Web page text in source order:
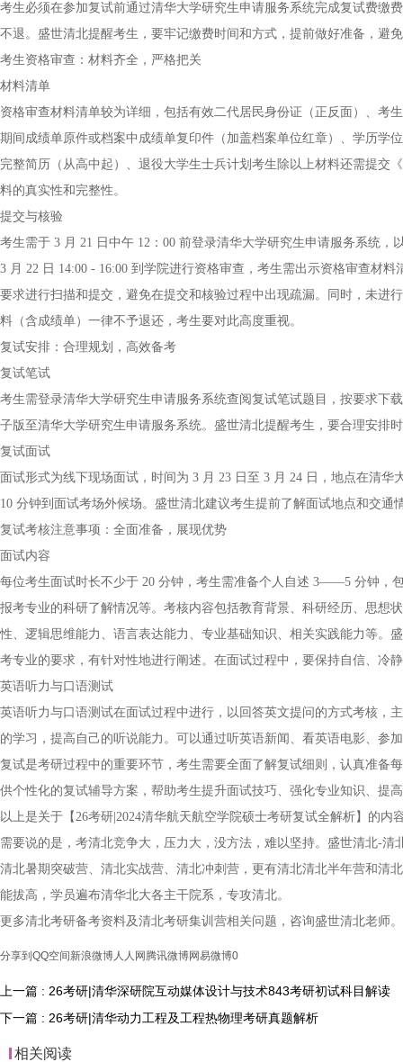
考生必须在参加复试前通过清华大学研究生申请服务系统完成复试费缴
不退。盛世清北提醒考生，要牢记缴费时间和方式，提前做好准备，避
考生资格审查：材料齐全，严格把关
材料清单
资格审查材料清单较为详细，包括有效二代居民身份证（正反面）、考
期间成绩单原件或档案中成绩单复印件（加盖档案单位红章）、学历学
完整简历（从高中起）、退役大学生士兵计划考生除以上材料还需提交
料的真实性和完整性。
提交与核验
考生需于 3 月 21 日中午 12：00 前登录清华大学研究生申请服务系统
3 月 22 日 14:00 - 16:00 到学院进行资格审查，考生需出示资格审查材
要求进行扫描和提交，避免在提交和核验过程中出现疏漏。同时，未进
料（含成绩单）一律不予退还，考生要对此高度重视。
复试安排：合理规划，高效备考
复试笔试
考生需登录清华大学研究生申请服务系统查阅复试笔试题目，按要求下
子版至清华大学研究生申请服务系统。盛世清北提醒考生，要合理安排
复试面试
面试形式为线下现场面试，时间为 3 月 23 日至 3 月 24 日，地点在清
10 分钟到面试考场外候场。盛世清北建议考生提前了解面试地点和交
复试考核注意事项：全面准备，展现优势
面试内容
每位考生面试时长不少于 20 分钟，考生需准备个人自述 3——5 分钟，
报考专业的科研了解情况等。考核内容包括教育背景、科研经历、思想
性、逻辑思维能力、语言表达能力、专业基础知识、相关实践能力等。
考专业的要求，有针对性地进行阐述。在面试过程中，要保持自信、冷
英语听力与口语测试
英语听力与口语测试在面试过程中进行，以回答英文提问的方式考核，
的学习，提高自己的听说能力。可以通过听英语新闻、看英语电影、参
复试是考研过程中的重要环节，考生需要全面了解复试细则，认真准备
供个性化的复试辅导方案，帮助考生提升面试技巧、强化专业知识、提
以上是关于【26考研|2024清华航天航空学院硕士考研复试全解析】的
需要说的是，考清北竞争大，压力大，没方法，难以坚持。盛世清北-
清北暑期突破营、清北实战营、清北冲刺营，更有清北清北半年营和清
能拔高，学员遍布清华北大各主干院系，专攻清北。
更多清北考研备考资料及清北考研集训营相关问题，咨询盛世清北老师。
分享到 QQ空间 新浪微博人人网 腾讯微博网易微博0
上一篇 : 26考研|清华深研院互动媒体设计与技术843考研初试科目解读
下一篇 : 26考研|清华动力工程及工程热物理考研真题解析
相关阅读